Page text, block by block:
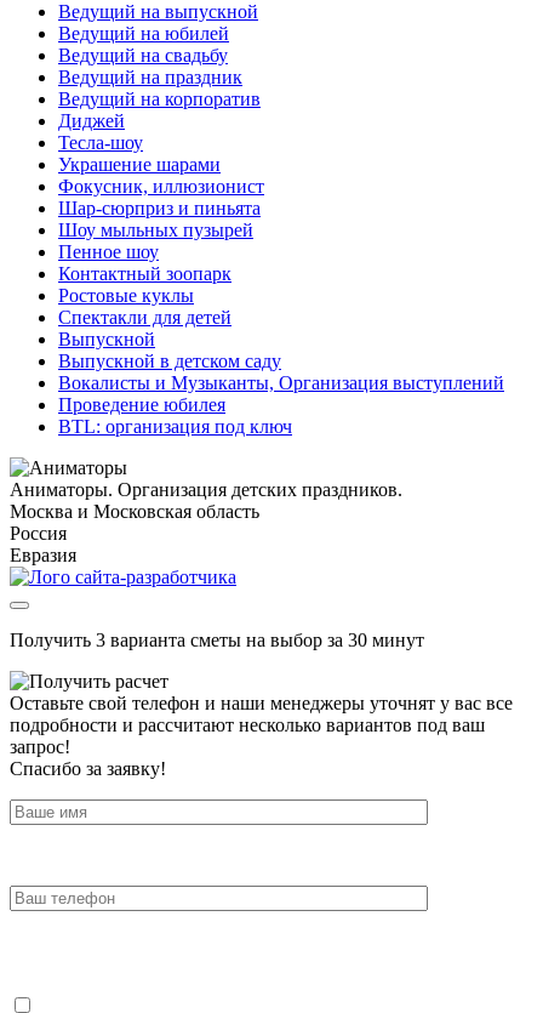
Ведущий на выпускной
Ведущий на юбилей
Ведущий на свадьбу
Ведущий на праздник
Ведущий на корпоратив
Диджей
Тесла-шоу
Украшение шарами
Фокусник, иллюзионист
Шар-сюрприз и пиньята
Шоу мыльных пузырей
Пенное шоу
Контактный зоопарк
Ростовые куклы
Спектакли для детей
Выпускной
Выпускной в детском саду
Вокалисты и Музыканты, Организация выступлений
Проведение юбилея
BTL: организация под ключ
Аниматоры. Организация детских праздников.
Москва и Московская область
Россия
Евразия
Получить 3 варианта сметы на выбор за 30 минут
Оставьте свой телефон и наши менеджеры уточнят у вас все
подробности и рассчитают несколько вариантов под ваш
запрос!
Спасибо за заявку!